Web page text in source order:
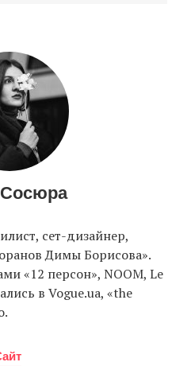
сет-дизайнер,
Димы Борисова».
«12 персон», NOOM, Le
в Vogue.ua, «the